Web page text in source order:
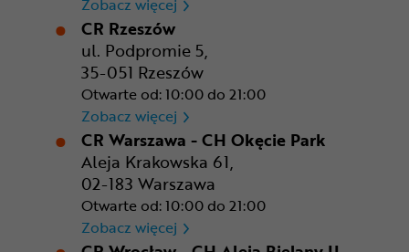
Zobacz więcej
CR Rzeszów
ul. Podpromie 5,
35-051 Rzeszów
Otwarte od: 10:00 do 21:00
Zobacz więcej CR Rzeszów
CR Warszawa - CH Okęcie Park
Aleja Krakowska 61,
02-183 Warszawa
Otwarte od: 10:00 do 21:00
Zobacz więcej CR Warszawa - CH Okęcie